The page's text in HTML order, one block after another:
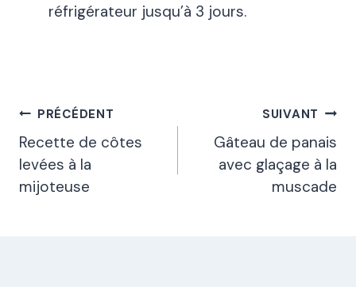
réfrigérateur jusqu’à 3 jours.
Navigation
De
L’article
PRÉCÉDENT
Recette de côtes
levées à la
mijoteuse
SUIVANT
Gâteau de panais
avec glaçage à la
muscade